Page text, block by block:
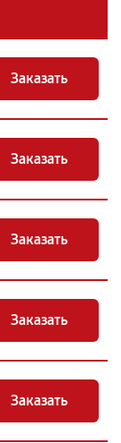
Заказать
Заказать
Заказать
Заказать
Заказать